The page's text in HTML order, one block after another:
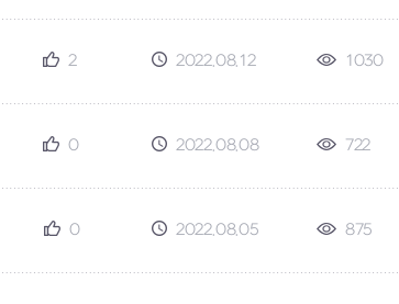
2 2022.08.12 1030
0 2022.08.08 722
0 2022.08.05 875